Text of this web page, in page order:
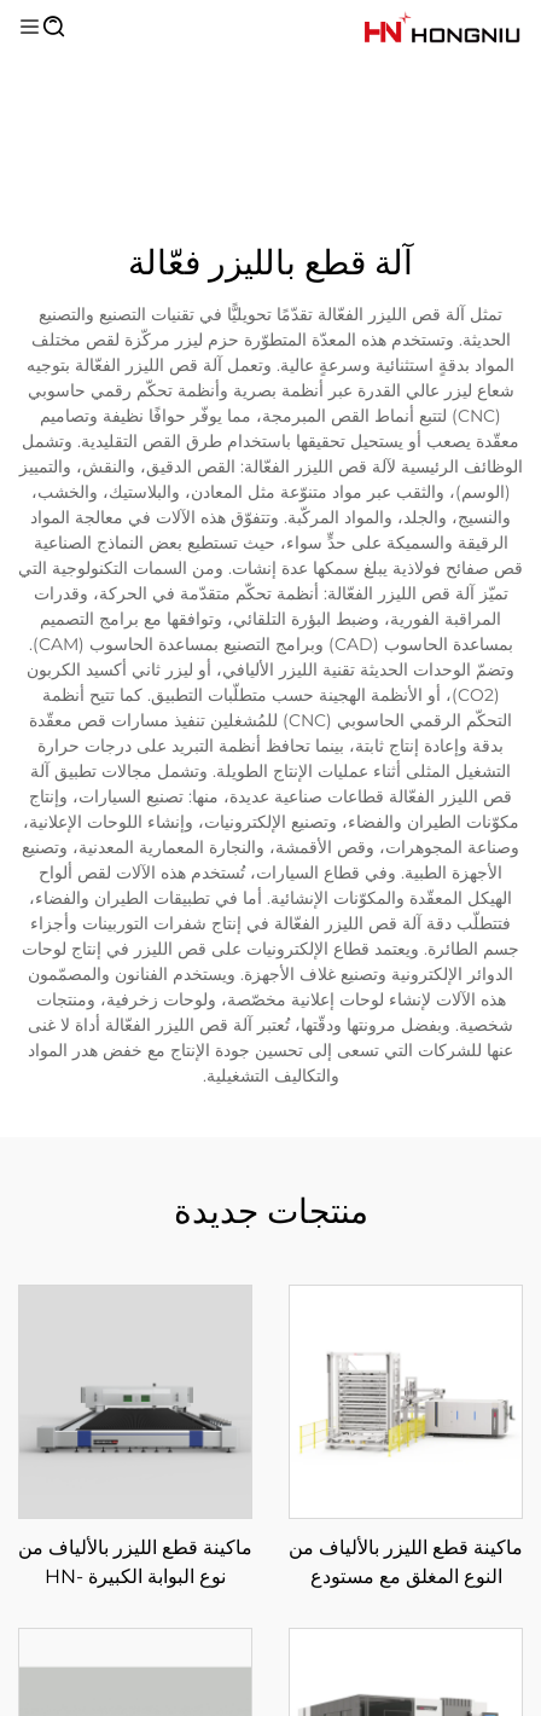
آلة قطع بالليزر فعّالة
تمثل آلة قص الليزر الفعّالة تقدّمًا تحويليًّا في تقنيات التصنيع والتصنيع
الحديثة. وتستخدم هذه المعدّة المتطوّرة حزم ليزر مركّزة لقص مختلف
المواد بدقةٍ استثنائية وسرعةٍ عالية. وتعمل آلة قص الليزر الفعّالة بتوجيه
شعاع ليزر عالي القدرة عبر أنظمة بصرية وأنظمة تحكّم رقمي حاسوبي
(CNC) لتتبع أنماط القص المبرمجة، مما يوفّر حوافًا نظيفة وتصاميم
معقّدة يصعب أو يستحيل تحقيقها باستخدام طرق القص التقليدية. وتشمل
الوظائف الرئيسية لآلة قص الليزر الفعّالة: القص الدقيق، والنقش، والتمييز
(الوسم)، والثقب عبر مواد متنوّعة مثل المعادن، والبلاستيك، والخشب،
والنسيج، والجلد، والمواد المركّبة. وتتفوّق هذه الآلات في معالجة المواد
الرقيقة والسميكة على حدٍّ سواء، حيث تستطيع بعض النماذج الصناعية
قص صفائح فولاذية يبلغ سمكها عدة إنشات. ومن السمات التكنولوجية التي
تميّز آلة قص الليزر الفعّالة: أنظمة تحكّم متقدّمة في الحركة، وقدرات
المراقبة الفورية، وضبط البؤرة التلقائي، وتوافقها مع برامج التصميم
بمساعدة الحاسوب (CAD) وبرامج التصنيع بمساعدة الحاسوب (CAM).
وتضمّ الوحدات الحديثة تقنية الليزر الأليافي، أو ليزر ثاني أكسيد الكربون
(CO2)، أو الأنظمة الهجينة حسب متطلّبات التطبيق. كما تتيح أنظمة
التحكّم الرقمي الحاسوبي (CNC) للمُشغلين تنفيذ مسارات قص معقّدة
بدقة وإعادة إنتاج ثابتة، بينما تحافظ أنظمة التبريد على درجات حرارة
التشغيل المثلى أثناء عمليات الإنتاج الطويلة. وتشمل مجالات تطبيق آلة
قص الليزر الفعّالة قطاعات صناعية عديدة، منها: تصنيع السيارات، وإنتاج
مكوّنات الطيران والفضاء، وتصنيع الإلكترونيات، وإنشاء اللوحات الإعلانية،
وصناعة المجوهرات، وقص الأقمشة، والنجارة المعمارية المعدنية، وتصنيع
الأجهزة الطبية. وفي قطاع السيارات، تُستخدم هذه الآلات لقص ألواح
الهيكل المعقّدة والمكوّنات الإنشائية. أما في تطبيقات الطيران والفضاء،
فتتطلّب دقة آلة قص الليزر الفعّالة في إنتاج شفرات التوربينات وأجزاء
جسم الطائرة. ويعتمد قطاع الإلكترونيات على قص الليزر في إنتاج لوحات
الدوائر الإلكترونية وتصنيع غلاف الأجهزة. ويستخدم الفنانون والمصمّمون
هذه الآلات لإنشاء لوحات إعلانية مخصّصة، ولوحات زخرفية، ومنتجات
شخصية. وبفضل مرونتها ودقّتها، تُعتبر آلة قص الليزر الفعّالة أداة لا غنى
عنها للشركات التي تسعى إلى تحسين جودة الإنتاج مع خفض هدر المواد
والتكاليف التشغيلية.
منتجات جديدة
ماكينة قطع الليزر بالألياف من
النوع المغلق مع مستودع
3015HU
ماكينة قطع الليزر بالألياف من
نوع البوابة الكبيرة HN-